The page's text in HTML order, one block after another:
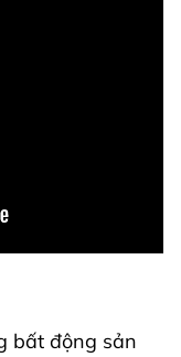
bất động sản